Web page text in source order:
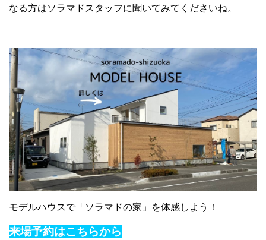
なる方はソラマドスタッフに聞いてみてくださいね。
モデルハウスで「ソラマドの家」を体感しよう！
来場予約はこちらから